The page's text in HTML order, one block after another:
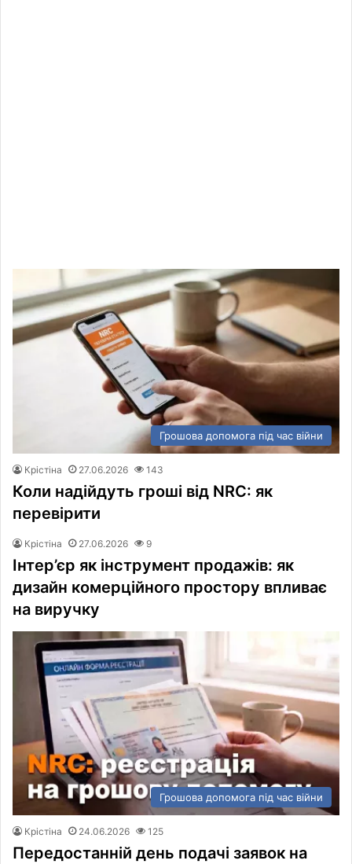
Грошова допомога під час війни
Крістіна 27.06.2026 143
Коли надійдуть гроші від NRC: як
перевірити
Крістіна 27.06.2026 9
Інтер’єр як інструмент продажів: як
дизайн комерційного простору впливає
на виручку
Грошова допомога під час війни
Крістіна 24.06.2026 125
Передостанній день подачі заявок на